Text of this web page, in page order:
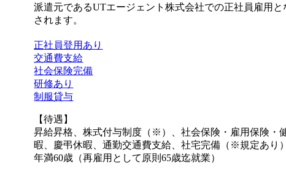
派遣元であるUTエージェント株式会社での正社員雇用
されます。
正社員登用あり
交通費支給
社会保険完備
研修あり
制服貸与
【待遇】
昇給昇格、株式付与制度（※）、社会保険・雇用保険・
暇、慶弔休暇、通勤交通費支給、社宅完備（※規定あり
年満60歳（再雇用として原則65歳迄就業）